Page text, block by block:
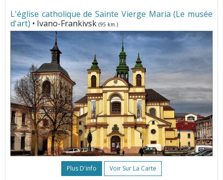
L'église catholique de Sainte Vierge Maria (Le musée
d'art) • Ivano-Frankivsk (95 km.)
Plus D'info Voir Sur La Carte